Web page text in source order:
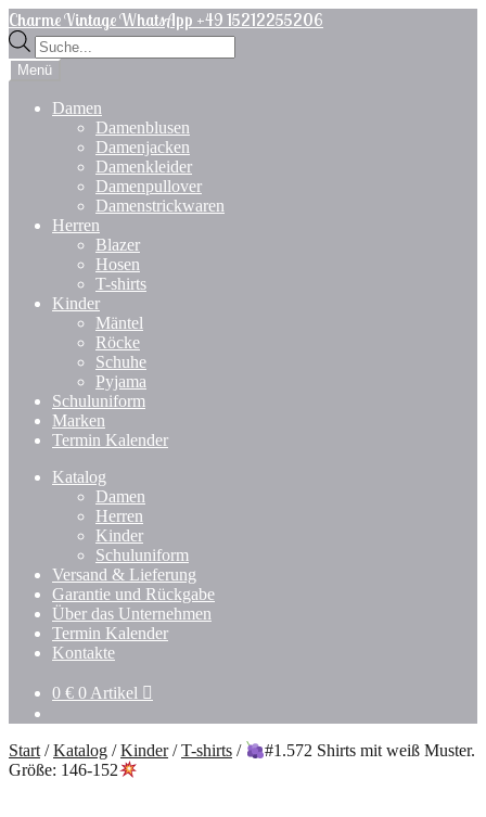
Zur
Navigation
springen
Zum
Inhalt
springen
Charme Vintage WhatsApp +49 15212255206
Products
search
Menü
Damen
Damenblusen
Damenjacken
Damenkleider
Damenpullover
Damenstrickwaren
Herren
Blazer
Hosen
T-shirts
Kinder
Mäntel
Röcke
Schuhe
Pyjama
Schuluniform
Marken
Termin Kalender
Katalog
Damen
Herren
Kinder
Schuluniform
Versand & Lieferung
Garantie und Rückgabe
Über das Unternehmen
Termin Kalender
Kontakte
0 € 0 Artikel
Start /Katalog /Kinder/T-shirts /
#1.572 Shirts mit weiß Muster.
Größe: 146-152